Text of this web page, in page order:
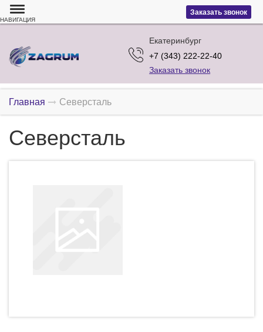
Заказать звонок
НАВИГАЦИЯ
Екатеринбург
+7 (343) 222-22-40
Заказать звонок
Главная Северсталь
Северсталь